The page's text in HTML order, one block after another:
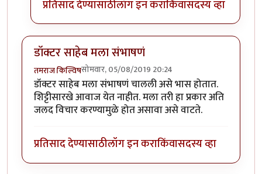
प्रतिसाद देण्यासाठीलॉग इन कराकिंवासदस्य व्हा
डॉक्टर साहेब मला संभाषणं
तमराज किल्विषसोमवार, 05/08/2019 20:24
डॉक्टर साहेब मला संभाषणं चालली असे भास होतात.
शिट्टीसारखे आवाज येत नाहीत. मला तरी हा प्रकार अति
जलद विचार करण्यामुळे होत असावा असे वाटते.
प्रतिसाद देण्यासाठीलॉग इन कराकिंवासदस्य व्हा